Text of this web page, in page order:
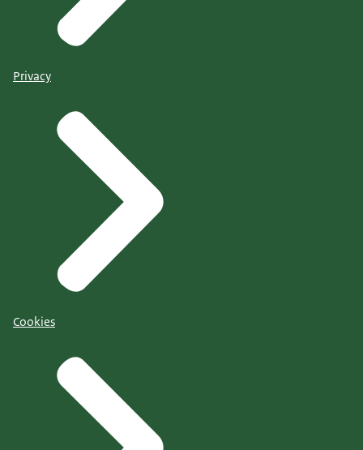
Privacy
Cookies